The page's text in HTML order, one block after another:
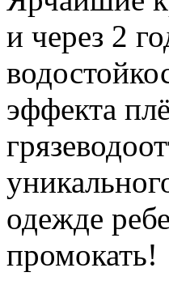
и через 2
эффекта
одежде
промокать!